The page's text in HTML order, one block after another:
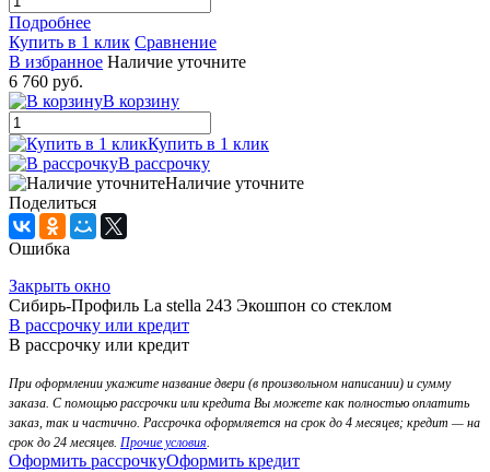
Подробнее
Купить в 1 клик Сравнение
В избранное Наличие уточните
6 760 руб.
В корзину
Купить в 1 клик
В рассрочку
Наличие уточните
Поделиться
Ошибка
Закрыть окно
Сибирь-Профиль La stella 243 Экошпон со стеклом
В рассрочку или кредит
В рассрочку или кредит
При оформлении укажите название двери (в произвольном написании) и сумму
заказа. С помощью рассрочки или кредита Вы можете как полностью оплатить
заказ, так и частично. Рассрочка оформляется на срок до 4 месяцев; кредит — на
срок до 24 месяцев. Прочие условия
Оформить рассрочкуОформить кредит